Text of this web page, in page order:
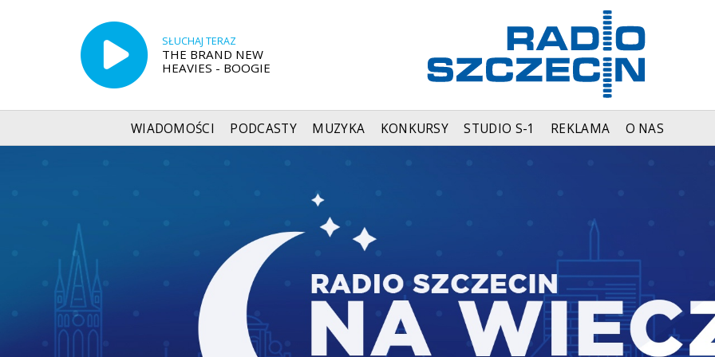
SŁUCHAJ TERAZ
THE BRAND NEW
HEAVIES - BOOGIE
WIADOMOŚCI PODCASTY MUZYKA KONKURSY STUDIO S-1 REKLAMA O NAS